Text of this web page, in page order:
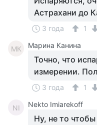
Астрахани до
3 года 1
МК Марина Канина
Точно, что
измерении.
3 года 1
NI Nekto Imiarekoff
Ну, не то